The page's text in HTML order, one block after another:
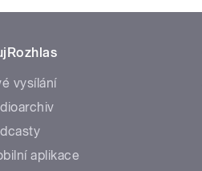
vysílání
aplikace